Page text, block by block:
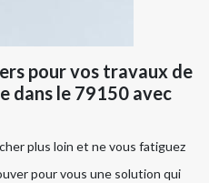
pour vos travaux de
dans le 79150 avec
plus loin et ne vous fatiguez
pour vous une solution qui